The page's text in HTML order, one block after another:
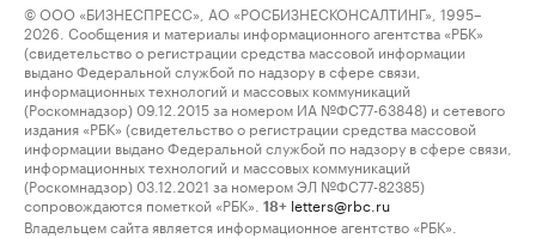
© ООО «БИЗНЕСПРЕСС», АО «РОСБИЗНЕСКОНСАЛТИНГ», 1995–
2026. Сообщения и материалы информационного агентства «РБК»
(свидетельство о регистрации средства массовой информации
выдано Федеральной службой по надзору в сфере связи,
информационных технологий и массовых коммуникаций
(Роскомнадзор) 09.12.2015 за номером ИА №ФС77-63848) и сетевого
издания «РБК» (свидетельство о регистрации средства массовой
информации выдано Федеральной службой по надзору в сфере связи,
информационных технологий и массовых коммуникаций
(Роскомнадзор) 03.12.2021 за номером ЭЛ №ФС77-82385)
сопровождаются пометкой «РБК».
18+ letters@rbc.ru
Владельцем сайта является информационное агентство «РБК».